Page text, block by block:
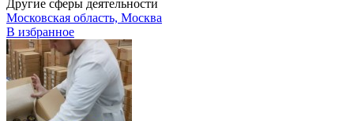
Другие сферы деятельности
Московская область, Москва
В избранное